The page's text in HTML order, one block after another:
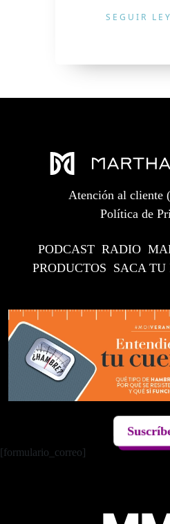
SEGUIR
Atención al cliente
Política de
PODCAST RADIO
PRODUCTOS SACA TU
[formulario_correo]